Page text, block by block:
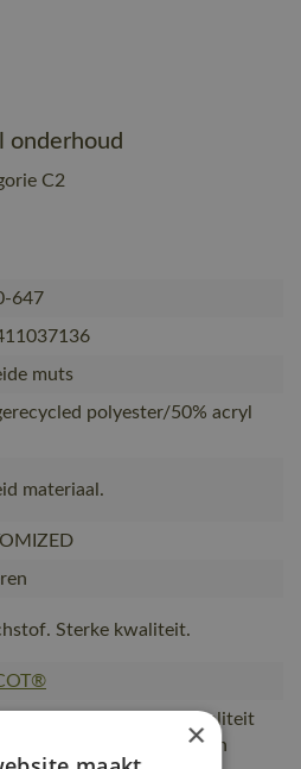
onderhoud
C2
647
muts
polyester/50% acryl
materiaal.
Sterke kwaliteit.
van een stevige kwaliteit
en ook zorgt voor een
×